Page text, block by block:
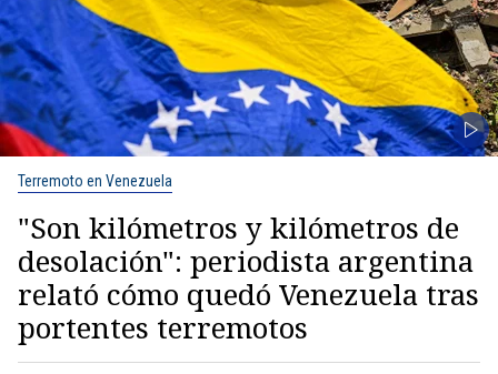
Terremoto en Venezuela
"Son kilómetros y kilómetros de
desolación": periodista argentina
relató cómo quedó Venezuela tras
portentes terremotos